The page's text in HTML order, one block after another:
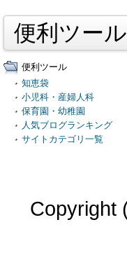
便利ツー
便利ツール
知恵袋
小児科・産婦人科
保育園・幼稚園
人気ブログランキング
サイトカテゴリ一覧
Copyright